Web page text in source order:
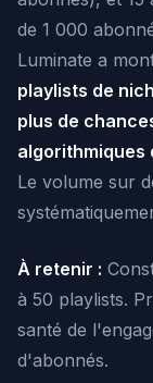
de 1 000
Luminate a
playlists de
plus de
algorithmiques
Le volume sur
À retenir :
à 50 playlists.
santé de
d'abonnés.